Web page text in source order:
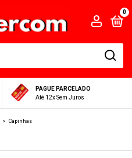
0
PAGUE PARCELADO
Até 12x Sem Juros
> Capinhas